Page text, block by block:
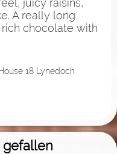
A really long
chocolate with
18 Lynedoch
gefallen